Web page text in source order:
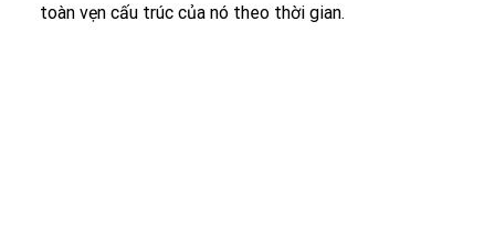
toàn vẹn cấu trúc của nó theo thời gian.